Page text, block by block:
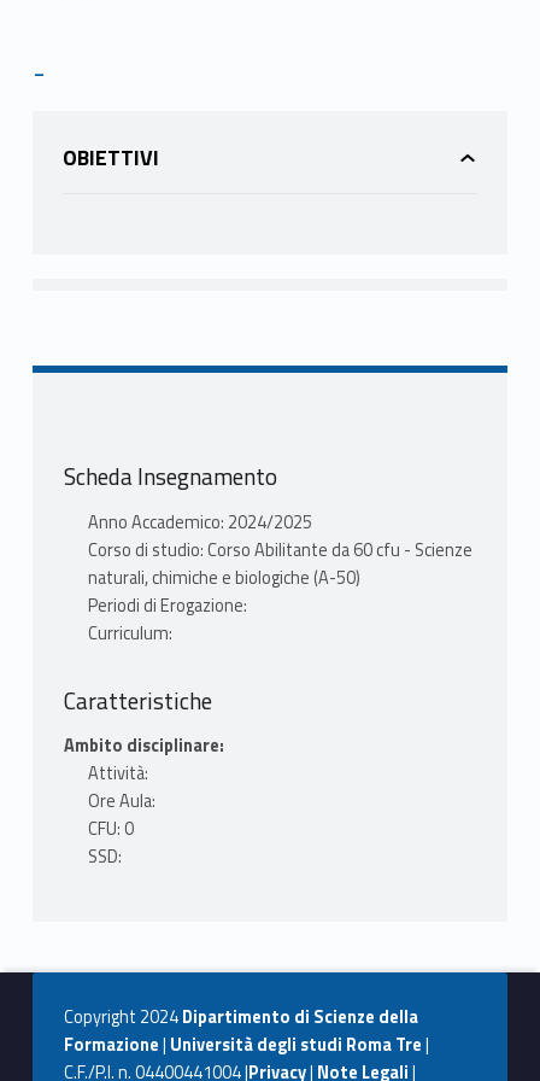
-
OBIETTIVI
Scheda Insegnamento
Anno Accademico: 2024/2025
Corso di studio: Corso Abilitante da 60 cfu - Scienze
naturali, chimiche e biologiche (A-50)
Periodi di Erogazione:
Curriculum:
Caratteristiche
Ambito disciplinare:
Attività:
Ore Aula:
CFU: 0
SSD:
Copyright 2024Dipartimento di Scienze della
Formazione| Università degli studi Roma Tre|
C.F./P.I. n. 04400441004 |Privacy| Note Legali|